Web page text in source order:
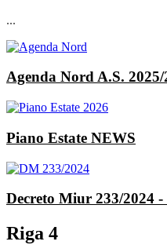
...
Agenda Nord A.S. 2025/
Piano Estate NEWS
Decreto Miur 233/2024
Riga 4